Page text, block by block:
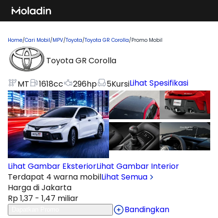
Home/Cari Mobil/MPV/Toyota/Toyota GR Corolla/Promo Mobil
Toyota GR Corolla
MT 1618cc 296hp 5KursiLihat Spesifikasi
Lihat Gambar EksteriorLihat Gambar Interior
Terdapat 4 warna mobilLihat Semua
Harga di Jakarta
Rp 1,37 - 1,47 miliar
Bandingkan